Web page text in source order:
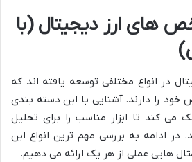
های ارز دیجیتال (با
در انواع مختلفی توسعه یافته اند که
را دارند. آشنایی با این دسته بندی
می کند تا ابزار مناسب را برای تحلیل
در ادامه به بررسی مهم ترین انواع این
هایی عملی از هر یک ارائه می دهیم.